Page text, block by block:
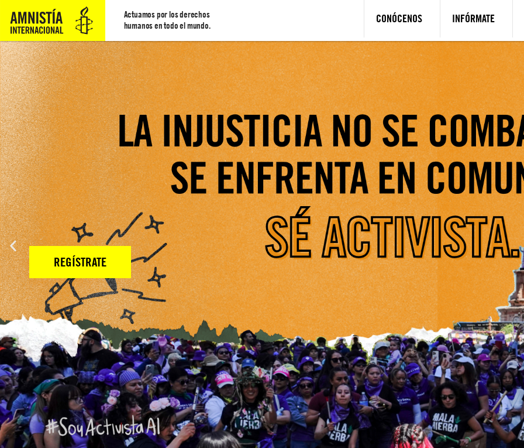
Actuamos por los derechos
humanos en todo el mundo.
CONÓCENOS INFÓRMATE
#BuscarSinMiedo
EXIGE A LAS AUTORIDADES LA PROTECCIÓN DE LAS MUJERES BUSCADORAS EN MÉXICO
ACTÚA YA